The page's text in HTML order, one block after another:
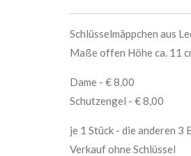
Schlüsselmäppchen aus
Maße offen Höhe ca. 11
Dame - € 8,00
Schutzengel - € 8,00
je 1 Stück - die anderen
Verkauf ohne Schlüssel